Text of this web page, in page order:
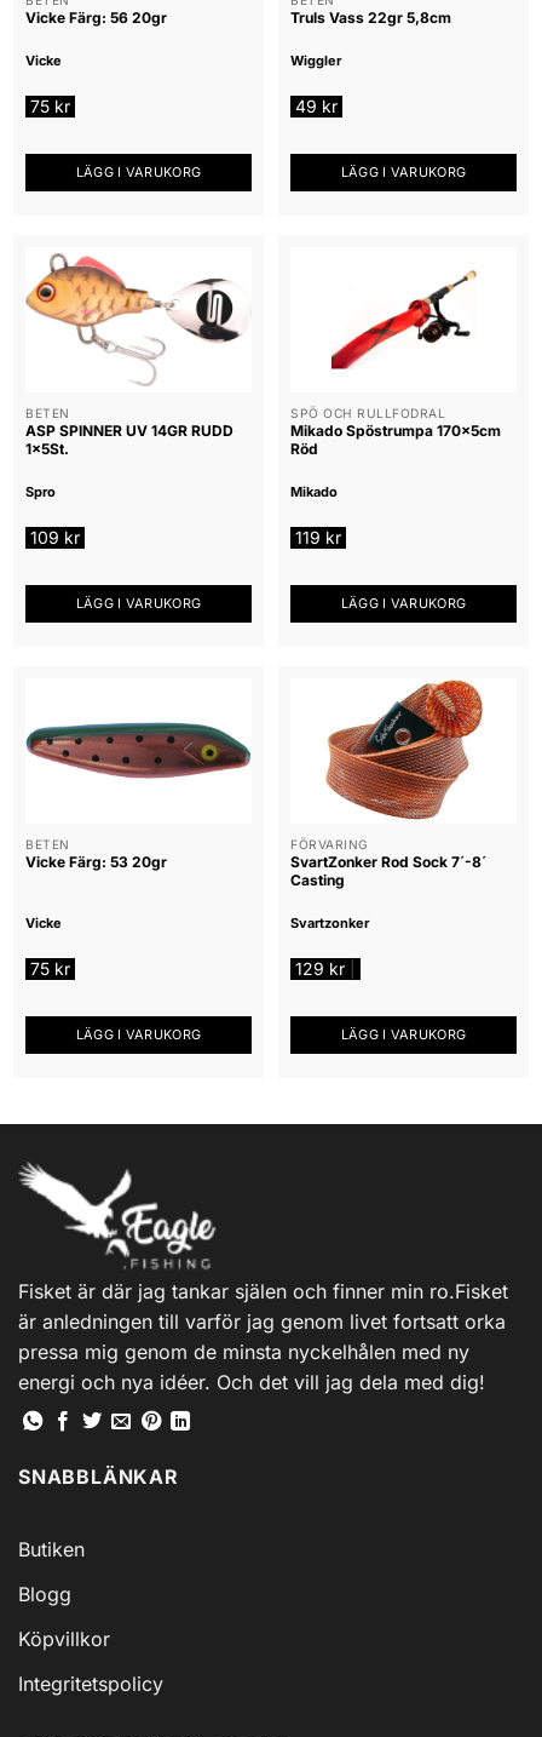
Vicke Färg: 56 20gr
Vicke
75 kr
LÄGG I VARUKORG
Truls Vass 22gr 5,8cm
Wiggler
49 kr
LÄGG I VARUKORG
BETEN
ASP SPINNER UV 14GR RUDD
1x5St.
Spro
109 kr
LÄGG I VARUKORG
SPÖ OCH RULLFODRAL
Mikado Spöstrumpa 170x5cm
Röd
Mikado
119 kr
LÄGG I VARUKORG
BETEN
Vicke Färg: 53 20gr
Vicke
75 kr
LÄGG I VARUKORG
FÖRVARING
SvartZonker Rod Sock 7´-8´
Casting
Svartzonker
129 kr
LÄGG I VARUKORG
Fisket är där jag tankar själen och finner min ro.Fisket
är anledningen till varför jag genom livet fortsatt orka
pressa mig genom de minsta nyckelhålen med ny
energi och nya idéer. Och det vill jag dela med dig!
SNABBLÄNKAR
Butiken
Blogg
Köpvillkor
Integritetspolicy